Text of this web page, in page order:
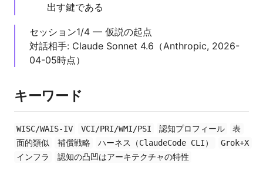
出す鍵である
セッション1/4 — 仮説の起点
対話相手: Claude Sonnet 4.6（Anthropic, 2026-
04-05時点）
キーワード
WISC/WAIS-IV VCI/PRI/WMI/PSI 認知プロフィール
表
面的類似
補償戦略 ハーネス（ClaudeCode CLI）
Grok+X
インフラ
認知の凸凹はアーキテクチャの特性